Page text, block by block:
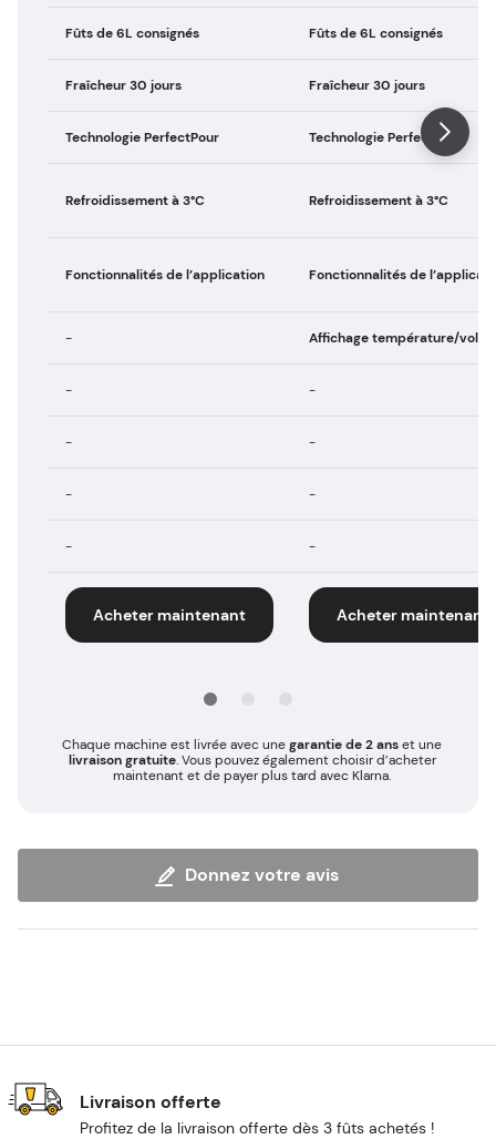
Fûts de 6L consignés Fûts de 6L consignés
Fraîcheur 30 jours Fraîcheur 30 jours
Technologie PerfectPour Technologie PerfectPour
Refroidissement à 3°C Refroidissement à 3°C
Fonctionnalités de l’application Fonctionnalités de
- Affichage température/
- -
- -
- -
- -
Acheter maintenant Acheter maintenant
Chaque machine est livrée avec unegarantie de 2 anset une
livraison gratuite. Vous pouvez également choisir d’acheter
maintenant et de payer plus tard avec Klarna.
Donnez votre avis
Livraison offerte
Profitez de la livraison offerte dès 3 fûts achetés !